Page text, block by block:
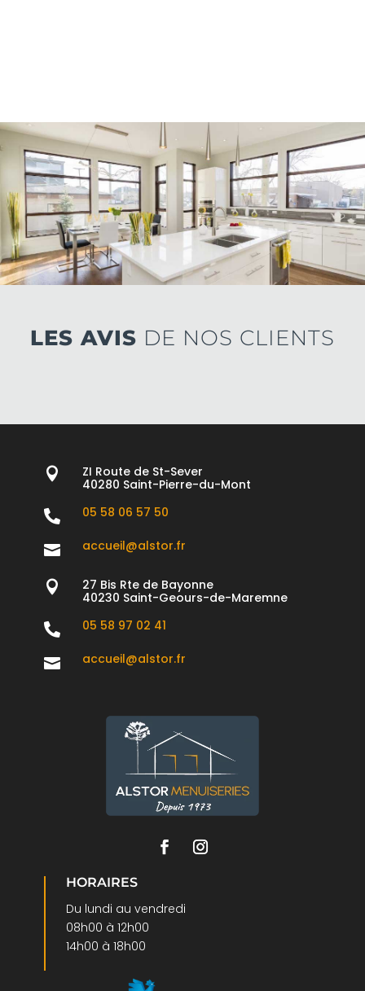
LES AVIS DE NOS CLIENTS

ZI Route de St-Sever
40280 Saint-Pierre-du-Mont
 05 58 06 57 50
 accueil@alstor.fr

27 Bis Rte de Bayonne
40230 Saint-Geours-de-Maremne
 05 58 97 02 41
 accueil@alstor.fr
HORAIRES
Du lundi au vendredi
08h00 à 12h00
14h00 à 18h00